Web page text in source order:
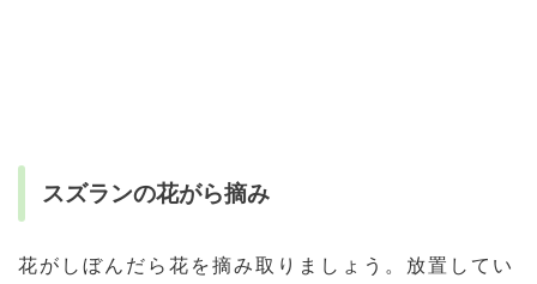
スズランの花がら摘み
花がしぼんだら花を摘み取りましょう。放置してい